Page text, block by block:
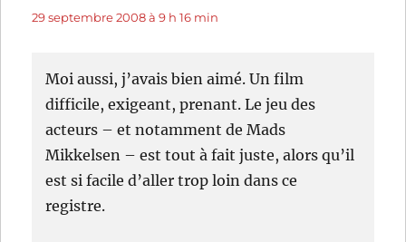
29 septembre 2008 à 9 h 16 min
Moi aussi, j’avais bien aimé. Un film
difficile, exigeant, prenant. Le jeu des
acteurs – et notamment de Mads
Mikkelsen – est tout à fait juste, alors qu’il
est si facile d’aller trop loin dans ce
registre.